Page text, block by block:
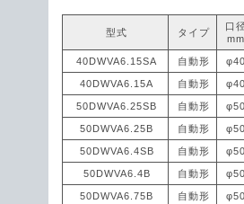
型式 タイプ
口
mm
40DWVA6.15SA 自動形
40DWVA6.15A 自動形
50DWVA6.25SB 自動形
50DWVA6.25B 自動形
50DWVA6.4SB 自動形
50DWVA6.4B 自動形
50DWVA6.75B 自動形